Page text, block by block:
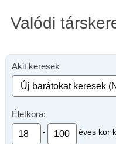
Valódi
Akit keresek
Életkora:
- éves kor